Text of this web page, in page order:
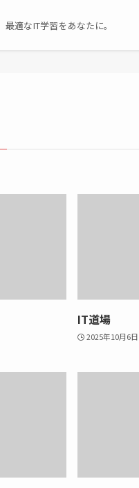
最適なIT学習をあなたに。
IT道場
2025年10月6日